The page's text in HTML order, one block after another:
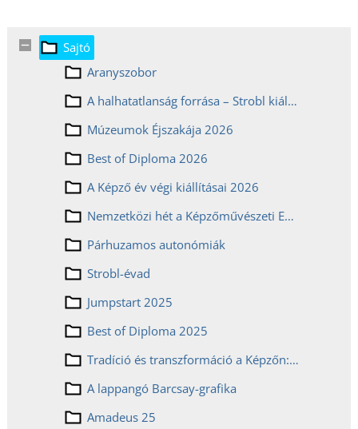
Sajtó
Aranyszobor
A halhatatlanság forrása – Strobl kiállítás
Múzeumok Éjszakája 2026
Best of Diploma 2026
A Képző év végi kiállításai 2026
Nemzetközi hét a Képzőművészeti Egyetemen
Párhuzamos autonómiák
Strobl-évad
Jumpstart 2025
Best of Diploma 2025
Tradíció és transzformáció a Képzőn: kalligráfia workshop, kínai bronzok és Heri Dono a Múzeumok Éjszakáján
A lappangó Barcsay-grafika
Amadeus 25